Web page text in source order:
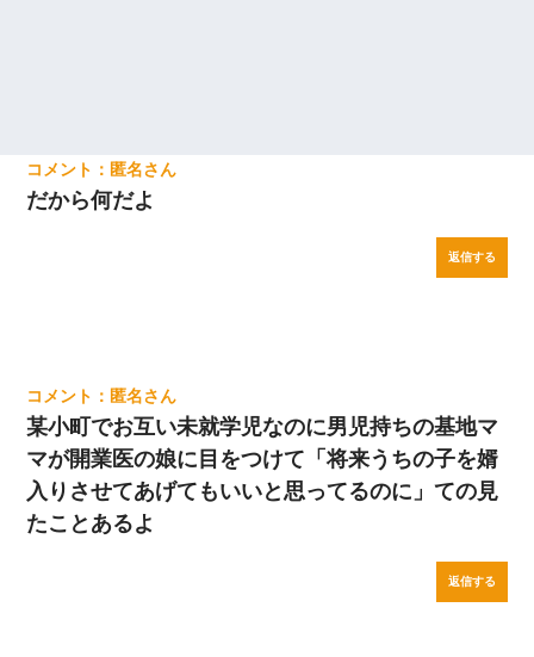
【報告者がキチ】嫁「妊娠した」俺『それじゃあ皆に祝ってもら
てもらえて良かったな！』→
宅飲みで女友達の乳を見てしまった・・・
匿名
だから何だよ
返信する
匿名
某小町でお互い未就学児なのに男児持ちの基地マ
マが開業医の娘に目をつけて「将来うちの子を婿
入りさせてあげてもいいと思ってるのに」ての見
たことあるよ
返信する